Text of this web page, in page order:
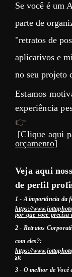
Se você é um
parte de
"retratos de
aplicativos e
no seu projeto
Estamos
experiência
👉
[Clique aqui
orçamento]
Veja aqui
de perfil
1 -A importância da
https://
por-que-voce-
2 - Retratos
com eles?:
https://
sp
3 - O melhor de